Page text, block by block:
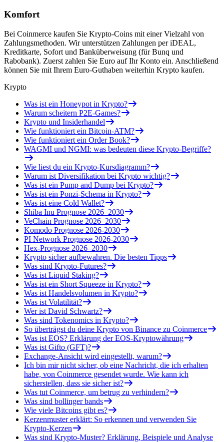
Komfort
Bei Coinmerce kaufen Sie Krypto-Coins mit einer Vielzahl von
Zahlungsmethoden. Wir unterstützen Zahlungen per iDEAL,
Kreditkarte, Sofort und Banküberweisung (für Bunq und
Rabobank). Zuerst zahlen Sie Euro auf Ihr Konto ein. Anschließend
können Sie mit Ihrem Euro-Guthaben weiterhin Krypto kaufen.
Krypto
Was ist ein Honeypot in Krypto?
Warum scheitern P2E-Games?
Krypto und Insiderhandel
Wie funktioniert ein Bitcoin-ATM?
Wie funktioniert ein Order Book?
WAGMI und NGMI: was bedeuten diese Krypto-Begriffe?
Wie liest du ein Krypto-Kursdiagramm?
Warum ist Diversifikation bei Krypto wichtig?
Was ist ein Pump and Dump bei Krypto?
Was ist ein Ponzi-Schema in Krypto?
Was ist eine Cold Wallet?
Shiba Inu Prognose 2026–2030
VeChain Prognose 2026–2030
Komodo Prognose 2026-2030
PI Network Prognose 2026-2030
Hex-Prognose 2026–2030
Krypto sicher aufbewahren. Die besten Tipps
Was sind Krypto-Futures?
Was ist Liquid Staking?
Was ist ein Short Squeeze in Krypto?
Was ist Handelsvolumen in Krypto?
Was ist Volatilität?
Wer ist David Schwartz?
Was sind Tokenomics in Krypto?
So überträgst du deine Krypto von Binance zu Coinmerce
Was ist EOS? Erklärung der EOS-Kryptowährung
Was ist Gifto (GFT)?
Exchange-Ansicht wird eingestellt, warum?
Ich bin mir nicht sicher, ob eine Nachricht, die ich erhalten
habe, von Coinmerce gesendet wurde. Wie kann ich
sicherstellen, dass sie sicher ist?
Was tut Coinmerce, um betrug zu verhindern?
Was sind bollinger bands
Wie viele Bitcoins gibt es?
Kerzenmuster erklärt: So erkennen und verwenden Sie
Krypto-Kerzen
Was sind Krypto-Muster? Erklärung, Beispiele und Analyse